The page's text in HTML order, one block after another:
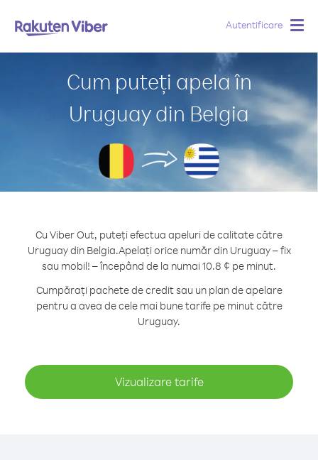
Autentificare
Cum puteți apela în
Uruguay din Belgia
Cu Viber Out, puteți efectua apeluri de calitate către
Uruguay din Belgia.Apelați orice număr din Uruguay – fix
sau mobil! – începând de la numai 10.8 ¢ pe minut.
Cumpărați pachete de credit sau un plan de apelare
pentru a avea de cele mai bune tarife pe minut către
Uruguay.
Vizualizare tarife